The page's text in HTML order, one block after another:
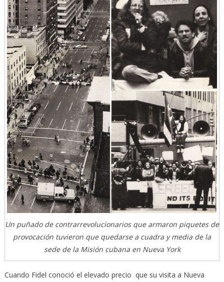
Un puñado de contrarrevolucionarios que armaron piquetes de
provocación tuvieron que quedarse a cuadra y media de la
sede de la Misión cubana en Nueva York
Cuando Fidel conoció el elevado precio que su visita a Nueva